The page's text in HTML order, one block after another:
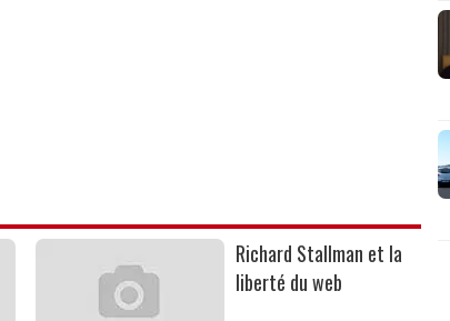
Richard Stallman et la
liberté du web